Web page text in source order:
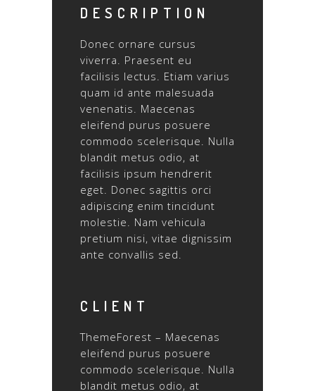
DESCRIPTION
Donec ornare cursus
viverra. Praesent eu
facilisis lectus. Etiam varius
quam id ante malesuada
venenatis. Maecenas
eleifend purus posuere
commodo scelerisque. Nulla
blandit metus odio, at
facilisis ipsum hendrerit
eget. Donec sagittis orci
adipiscing enim tincidunt
molestie. Nam vehicula
pretium nisi, vitae dignissim
ante convallis sed.
CLIENT
ThemeForest – Maecenas
eleifend purus posuere
commodo scelerisque. Nulla
blandit metus odio, at